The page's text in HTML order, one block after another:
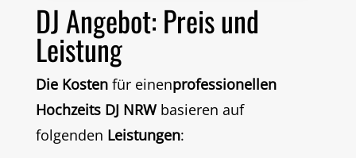
DJ Angebot: Preis und
Leistung
Die Kosten für einenprofessionellen
Hochzeits DJ NRWbasieren auf
folgenden Leistungen: